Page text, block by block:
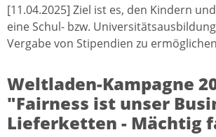
[11.04.2025] Ziel ist es, den Kindern
eine Schul- bzw.
Vergabe von Stipendien zu
Weltladen-Kampagne
"Fairness ist unser
Lieferketten - Mächtig